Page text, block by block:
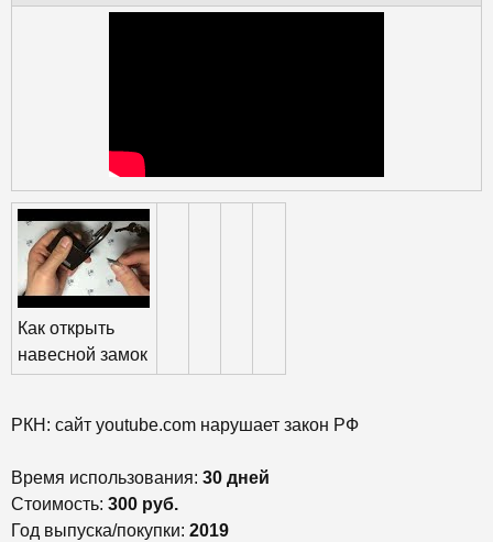
Как открыть
навесной замок
РКН: сайт youtube.com нарушает закон РФ
Время использования: 30 дней
Стоимость: 300 руб.
Год выпуска/покупки: 2019